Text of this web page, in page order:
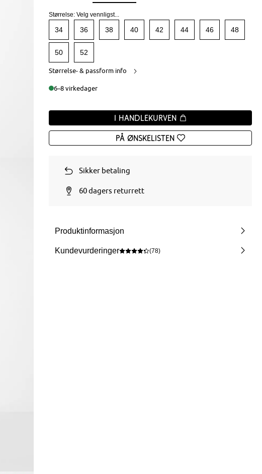
Størrelse:Velg vennligst...
34 36 38 40 42 44 46 48
50 52
Størrelse- & passform info
6–8 virkedager
I handlekurven
På ønskelisten
Sikker betaling
60 dagers returrett
Produktinformasjon
Kundevurderinger (78)